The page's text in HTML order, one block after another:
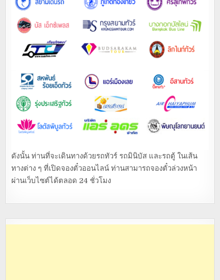
ดังนั้น ท่านที่จะเดินทางด้วยรถทัวร์ รถมินิบัส และรถตู้ ในเส้น
ทางต่าง ๆ ที่เปิดจองตั๋วออนไลน์ ท่านสามารถจองตั๋วล่วงหน้า
ผ่านเว็บไซต์ได้ตลอด 24 ชั่วโมง